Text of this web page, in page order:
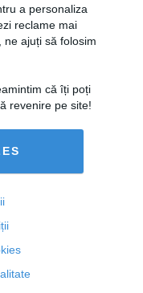
a personaliza
reclame mai
ne ajuți să folosim
că îți poți
revenire pe site!